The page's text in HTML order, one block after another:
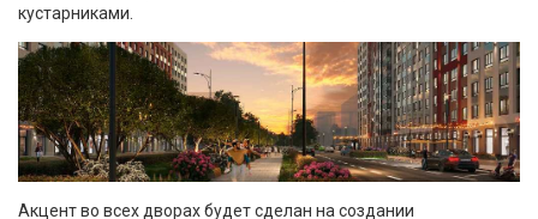
кустарниками.
Акцент во всех дворах будет сделан на создании